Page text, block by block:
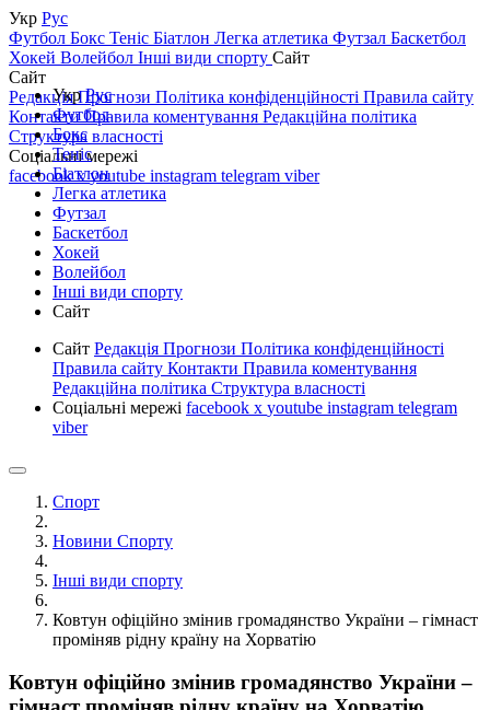
Укр Рус
Футбол Бокс Теніс Біатлон Легка атлетика Футзал Баскетбол
Хокей Волейбол Інші види спорту Сайт
Сайт
РедакціяПрогнози Політика конфіденційності Правила сайту
КонтактиПравила коментування Редакційна політика
Структура власності
Соціальні мережі
facebookxyoutube instagram telegram viber
УкрРус
Футбол
Бокс
Теніс
Біатлон
Легка атлетика
Футзал
Баскетбол
Хокей
Волейбол
Інші види спорту
Сайт
Сайт Редакція Прогнози Політика конфіденційності
Правила сайту Контакти Правила коментування
Редакційна політика Структура власності
Соціальні мережі facebook x youtube instagram telegram
viber
Спорт
Новини Спорту
Інші види спорту
Ковтун офіційно змінив громадянство України – гімнаст
проміняв рідну країну на Хорватію
Ковтун офіційно змінив громадянство України –